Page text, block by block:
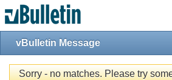
vBulletin Message
Sorry - no matches. Please try